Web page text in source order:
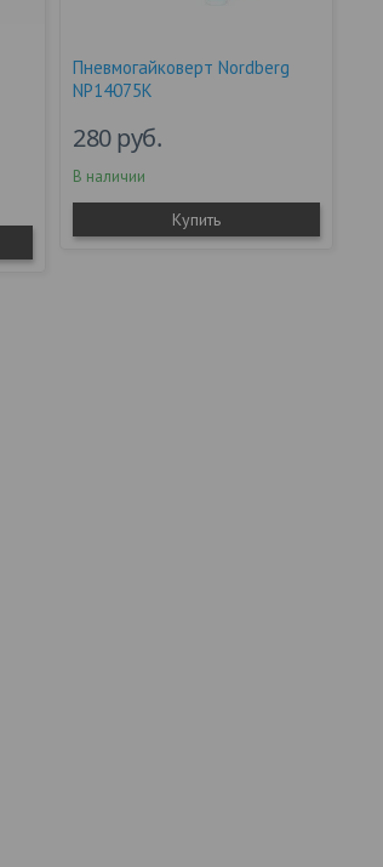
Пневмогайковерт Nordberg
NP14075K
280руб.
В наличии
Купить